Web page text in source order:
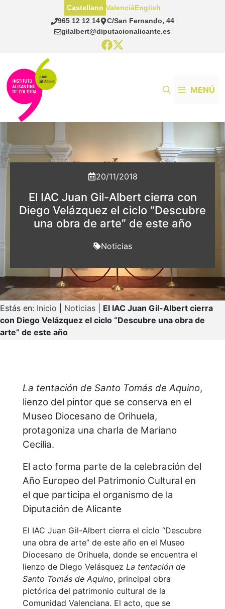
965 12 12 14
C/San Fernando, 44
gilalbert@diputacionalicante.es
Castellano ValenciàEnglish
MENÚ
20/11/2018
El IAC Juan Gil-Albert cierra con
Diego Velázquez el ciclo “Descubre
una obra de arte” de este año
Noticias
Estás en: Inicio Noticias
El IAC Juan Gil-Albert cierra
con Diego Velázquez el ciclo “Descubre una obra de
arte” de este año
La tentación de Santo Tomás de Aquino,
lienzo del pintor que se conserva en el
Museo Diocesano de Orihuela,
protagoniza una charla de Mariano
Cecilia.
El acto forma parte de la celebración del
Año Europeo del Patrimonio Cultural en
el que participa el organismo de la
Diputación de Alicante
El IAC Juan Gil-Albert cierra el ciclo “Descubre
una obra de arte” de este año en el Museo
Diocesano de Orihuela, donde se encuentra el
lienzo de Diego Velásquez La tentación de
Santo Tomás de Aquino, principal obra
pictórica del patrimonio cultural de la
Comunidad Valenciana. El acto, que se